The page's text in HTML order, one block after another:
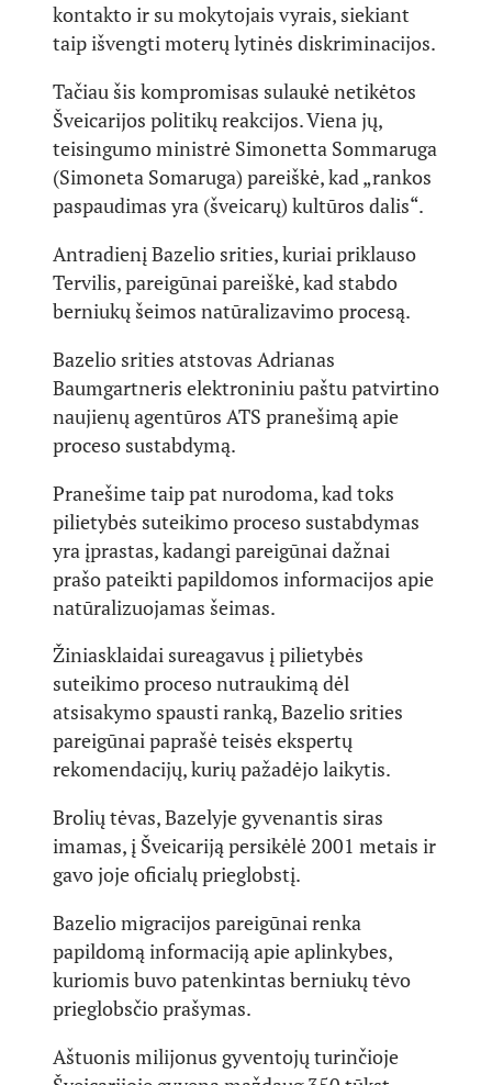
kontakto ir su mokytojais vyrais, siekiant
taip išvengti moterų lytinės diskriminacijos.
Tačiau šis kompromisas sulaukė netikėtos
Šveicarijos politikų reakcijos. Viena jų,
teisingumo ministrė Simonetta Sommaruga
(Simoneta Somaruga) pareiškė, kad „rankos
paspaudimas yra (šveicarų) kultūros dalis“.
Antradienį Bazelio srities, kuriai priklauso
Tervilis, pareigūnai pareiškė, kad stabdo
berniukų šeimos natūralizavimo procesą.
Bazelio srities atstovas Adrianas
Baumgartneris elektroniniu paštu patvirtino
naujienų agentūros ATS pranešimą apie
proceso sustabdymą.
Pranešime taip pat nurodoma, kad toks
pilietybės suteikimo proceso sustabdymas
yra įprastas, kadangi pareigūnai dažnai
prašo pateikti papildomos informacijos apie
natūralizuojamas šeimas.
Žiniasklaidai sureagavus į pilietybės
suteikimo proceso nutraukimą dėl
atsisakymo spausti ranką, Bazelio srities
pareigūnai paprašė teisės ekspertų
rekomendacijų, kurių pažadėjo laikytis.
Brolių tėvas, Bazelyje gyvenantis siras
imamas, į Šveicariją persikėlė 2001 metais ir
gavo joje oficialų prieglobstį.
Bazelio migracijos pareigūnai renka
papildomą informaciją apie aplinkybes,
kuriomis buvo patenkintas berniukų tėvo
prieglobsčio prašymas.
Aštuonis milijonus gyventojų turinčioje